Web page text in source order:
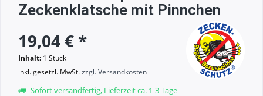
Zeckenklatsche mit Pinnchen
19,04 € *
Inhalt: 1 Stück
inkl. gesetzl. MwSt.zzgl. Versandkosten
Sofort versandfertig, Lieferzeit ca. 1-3 Tage